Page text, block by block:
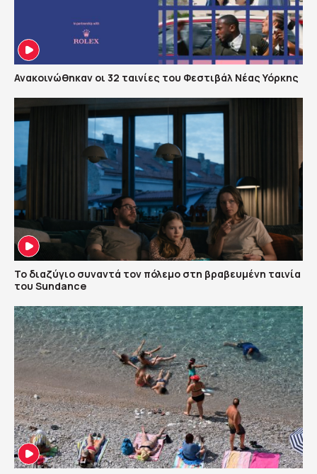
Ανακοινώθηκαν οι 32 ταινίες του Φεστιβάλ Νέας Υόρκης
Το διαζύγιο συναντά τον πόλεμο στη βραβευμένη ταινία
του Sundance